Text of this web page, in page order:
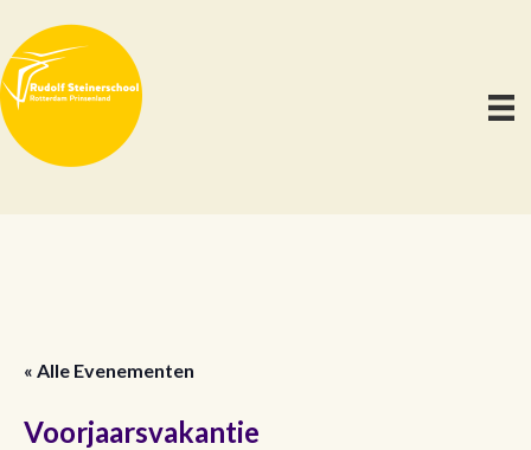
« Alle Evenementen
Voorjaarsvakantie